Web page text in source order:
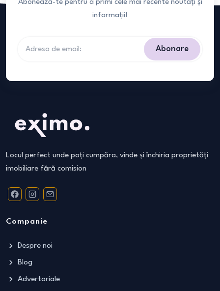
Abonează-te pentru a primi cele mai recente noutăți și
informații!
Abonare
Locul perfect unde poți cumpăra, vinde și închiria proprietăți
imobiliare fără comision
Companie
Despre noi
Blog
Advertoriale